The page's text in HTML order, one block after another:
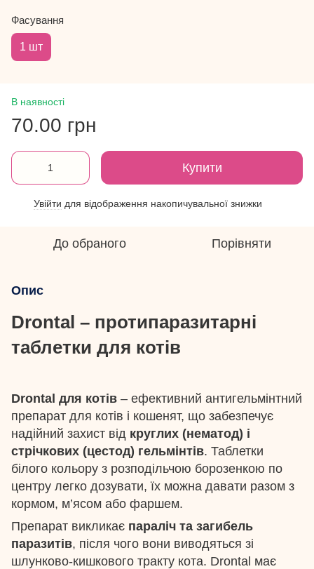
Фасування
1 шт
В наявності
70.00 грн
Купити
Увійти для відображення накопичувальної знижки
До обраного Порівняти
Опис
Drontal – протипаразитарні
таблетки для котів
Drontal для котів – ефективний антигельмінтний
препарат для котів і кошенят, що забезпечує
надійний захист від круглих (нематод) і
стрічкових (цестод) гельмінтів. Таблетки
білого кольору з розподільчою борозенкою по
центру легко дозувати, їх можна давати разом з
кормом, м’ясом або фаршем.
Препарат викликає параліч та загибель
паразитів, після чого вони виводяться зі
шлунково-кишкового тракту кота. Drontal має